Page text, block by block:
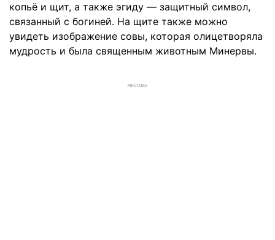
копьё и щит, а также эгиду — защитный символ,
связанный с богиней. На щите также можно
увидеть изображение совы, которая олицетворяла
мудрость и была священным животным Минервы.
РЕКЛАМА